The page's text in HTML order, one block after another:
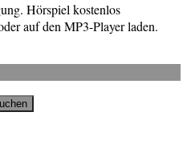
Hörspiel kostenlos
auf den MP3-Player laden.